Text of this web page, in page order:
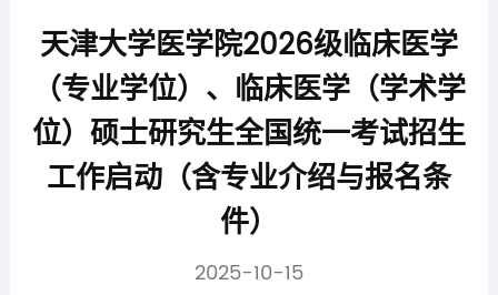
天津大学医学院2026级临床医学
（专业学位）、临床医学（学术学
位）硕士研究生全国统一考试招生
工作启动（含专业介绍与报名条
件）
2025-10-15